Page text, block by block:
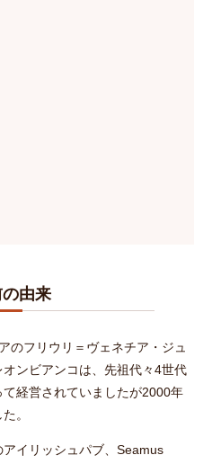
由来
のフリウリ＝ヴェネチア・ジュ
ンビアンコは、先祖代々4世代
経営されていましたが2000年
。
イリッシュパブ、Seamus